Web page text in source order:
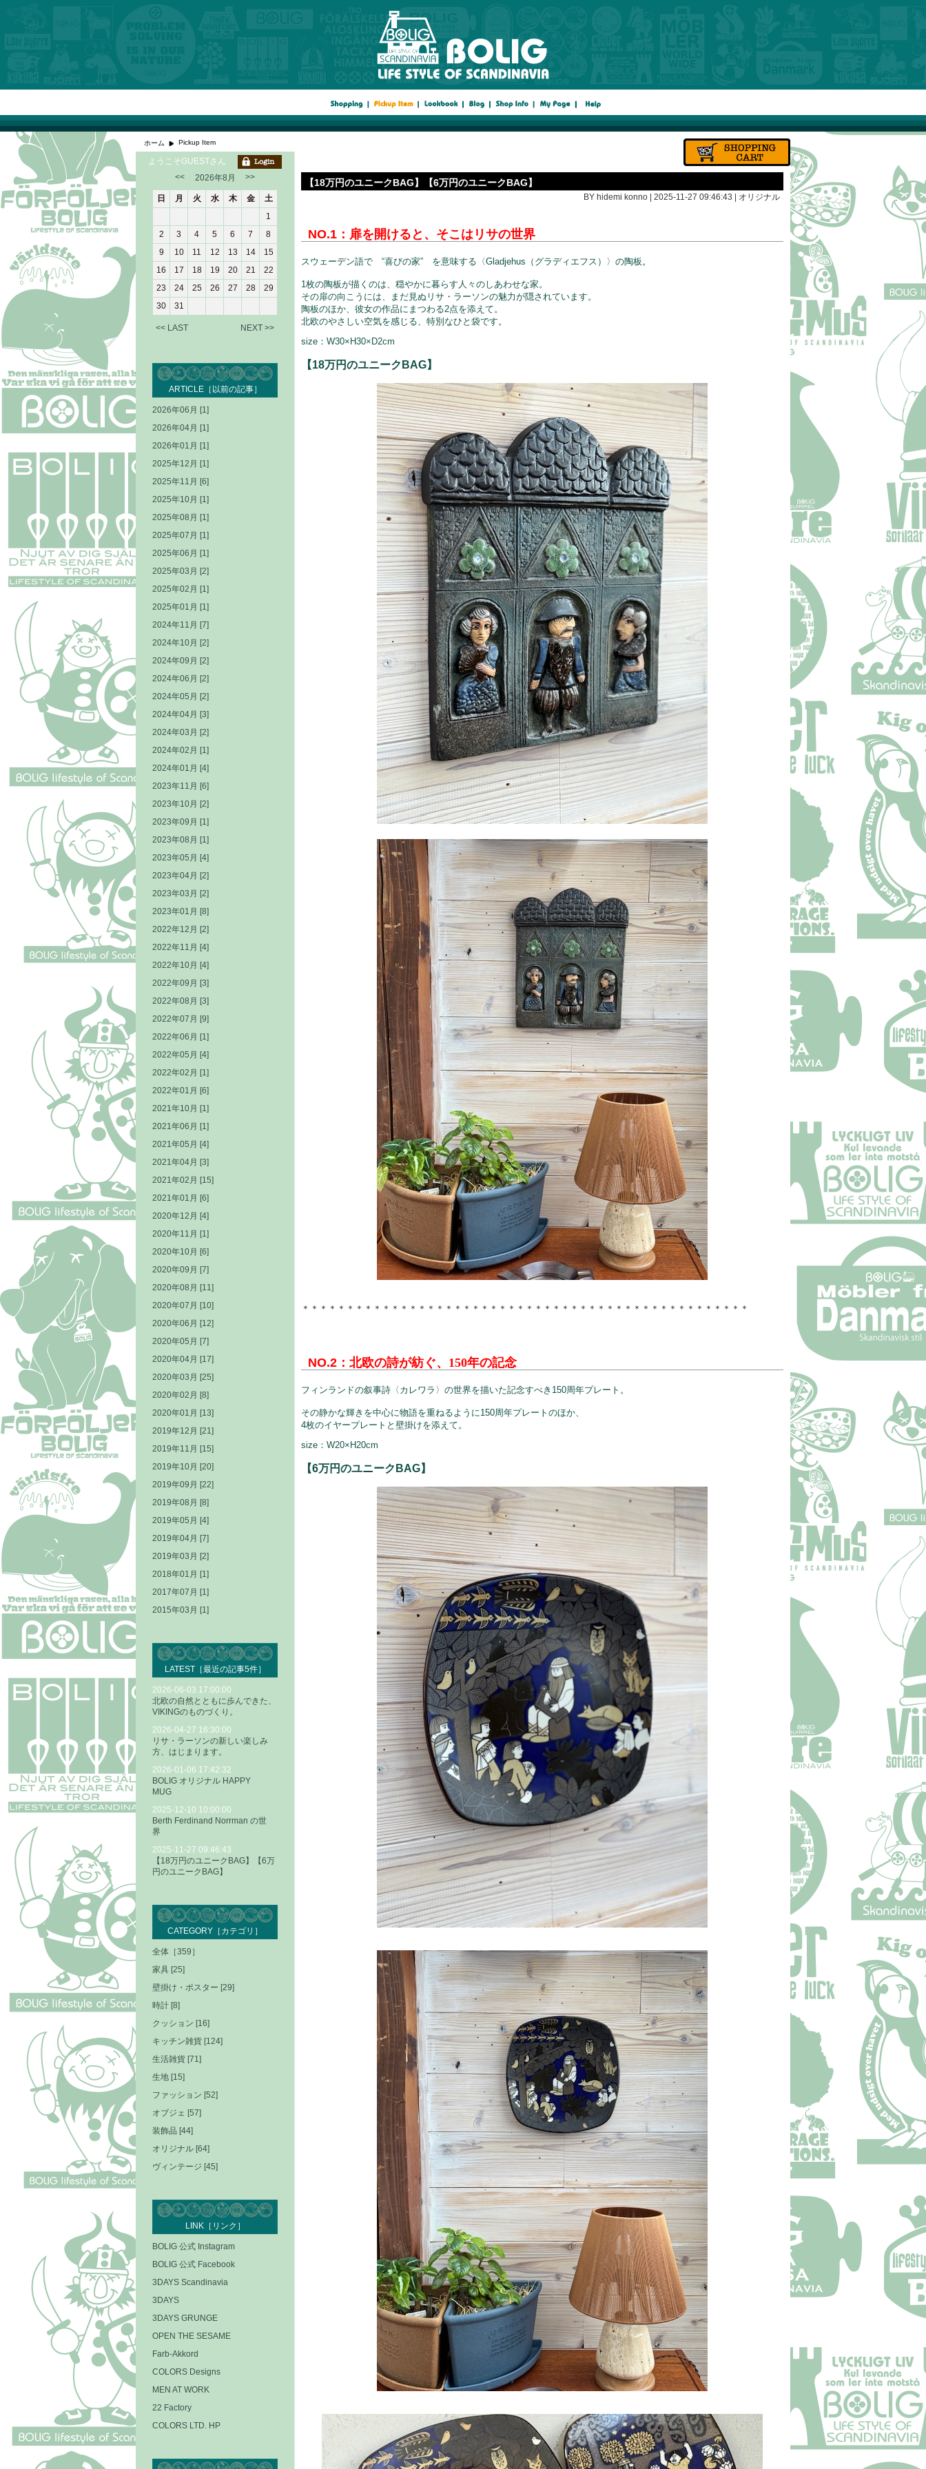
ホーム Pickup Item
【18万円のユニークBAG】【6万円のユニークBAG】
BY hidemi konno | 2025-11-27 09:46:43 | オリジナル
NO.1： 扉を開けると、そこはリサの世界
スウェーデン語で “喜びの家” を意味する〈Gladjehus（グラディエフス）〉の陶板。
1枚の陶板が描くのは、穏やかに暮らす人々のしあわせな家。
その扉の向こうには、まだ見ぬリサ・ラーソンの魅力が隠されています。
陶板のほか、彼女の作品にまつわる2点を添えて。
北欧のやさしい空気を感じる、特別なひと袋です。
size：W30×H30×D2cm
【18万円のユニークBAG】
＊＊＊＊＊ ＊＊＊＊＊ ＊＊＊＊＊ ＊＊＊＊＊ ＊＊＊＊＊ ＊＊＊＊＊ ＊＊＊＊＊ ＊＊＊＊＊ ＊＊＊＊＊ ＊＊＊＊＊
NO.2： 北欧の詩が紡ぐ、150年の記念
フィンランドの叙事詩〈 カレワラ〉の世界を描いた記念すべき150周年プレート。
その静かな輝きを中心に物語を重ねるように150周年プレートのほか、
4枚のイヤープレートと 壁掛けを添えて。
size：W20×H20cm
【6万円のユニークBAG】
ようこそGUESTさん
<<
2026年8月 >>
日 月 火 水 木 金
土
1
2
3 4 5 6 7
8
9
10 11 12 13 14
15
16
17 18 19 20 21
22
23
24 25 26 27 28
29
30
31
<< LAST NEXT >>
ARTICLE［以前の記事］
2026年06月 [1]
2026年04月 [1]
2026年01月 [1]
2025年12月 [1]
2025年11月 [6]
2025年10月 [1]
2025年08月 [1]
2025年07月 [1]
2025年06月 [1]
2025年03月 [2]
2025年02月 [1]
2025年01月 [1]
2024年11月 [7]
2024年10月 [2]
2024年09月 [2]
2024年06月 [2]
2024年05月 [2]
2024年04月 [3]
2024年03月 [2]
2024年02月 [1]
2024年01月 [4]
2023年11月 [6]
2023年10月 [2]
2023年09月 [1]
2023年08月 [1]
2023年05月 [4]
2023年04月 [2]
2023年03月 [2]
2023年01月 [8]
2022年12月 [2]
2022年11月 [4]
2022年10月 [4]
2022年09月 [3]
2022年08月 [3]
2022年07月 [9]
2022年06月 [1]
2022年05月 [4]
2022年02月 [1]
2022年01月 [6]
2021年10月 [1]
2021年06月 [1]
2021年05月 [4]
2021年04月 [3]
2021年02月 [15]
2021年01月 [6]
2020年12月 [4]
2020年11月 [1]
2020年10月 [6]
2020年09月 [7]
2020年08月 [11]
2020年07月 [10]
2020年06月 [12]
2020年05月 [7]
2020年04月 [17]
2020年03月 [25]
2020年02月 [8]
2020年01月 [13]
2019年12月 [21]
2019年11月 [15]
2019年10月 [20]
2019年09月 [22]
2019年08月 [8]
2019年05月 [4]
2019年04月 [7]
2019年03月 [2]
2018年01月 [1]
2017年07月 [1]
2015年03月 [1]
LATEST［最近の記事5件］
2026-06-03 17:00:00
北欧の自然とともに歩んできた、
VIKINGのものづくり。
2026-04-27 16:30:00
リサ・ラーソンの新しい楽しみ
方、はじまります。
2026-01-06 17:42:32
BOLIG オリジナル HAPPY
MUG
2025-12-10 10:00:00
Berth Ferdinand Norrman の世
界
2025-11-27 09:46:43
【18万円のユニークBAG】【6万
円のユニークBAG】
CATEGORY［カテゴリ］
全体［359］
家具 [25]
壁掛け・ポスター [29]
時計 [8]
クッション [16]
キッチン雑貨 [124]
生活雑貨 [71]
生地 [15]
ファッション [52]
オブジェ [57]
装飾品 [44]
オリジナル [64]
ヴィンテージ [45]
LINK［リンク］
BOLIG 公式 Instagram
BOLIG 公式 Facebook
3DAYS Scandinavia
3DAYS
3DAYS GRUNGE
OPEN THE SESAME
Farb-Akkord
COLORS Designs
MEN AT WORK
22 Factory
COLORS LTD. HP